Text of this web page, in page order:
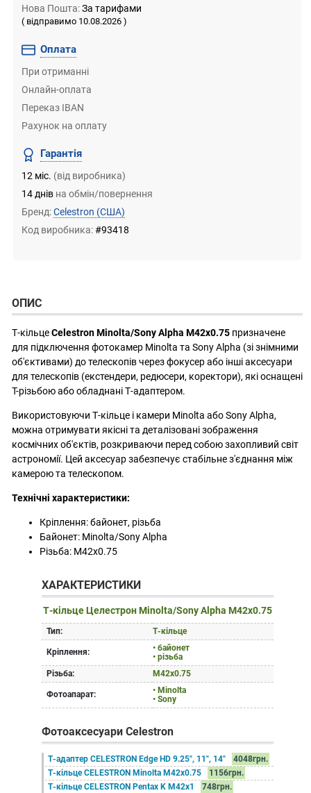
Нова Пошта:За тарифами
( відправимо 10.08.2026 )
Оплата
При отриманні
Онлайн-оплата
Переказ IBAN
Рахунок на оплату
Гарантія
12 міс. (від виробника)
14 днів на обмін/повернення
Бренд:Celestron (США)
Код виробника:#93418
ОПИС
Т-кільцеCelestron Minolta/Sony Alpha М42x0.75 призначене
для підключення фотокамер Minolta та Sony Alpha (зі знімними
об'єктивами) до телескопів через фокусер або інші аксесуари
для телескопів (екстендери, редюсери, коректори), які оснащені
T-різьбою або обладнані Т-адаптером.
Використовуючи Т-кільце і камери Minolta або Sony Alpha,
можна отримувати якісні та деталізовані зображення
космічних об'єктів, розкриваючи перед собою захопливий світ
астрономії. Цей аксесуар забезпечує стабільне з'єднання між
камерою та телескопом.
Технічні характеристики:
Кріплення: байонет, різьба
Байонет: Minolta/Sony Alpha
Різьба: М42x0.75
ХАРАКТЕРИСТИКИ
Т-кільце Целестрон Minolta/Sony Alpha М42x0.75
Тип: Т-кільце
Кріплення:
• байонет
• різьба
Різьба:
М42x0.75
Фотоапарат:
• Minolta
• Sony
Фотоаксесуари Celestron
Т-адаптер CELESTRON Edge HD 9.25", 11", 14"
4048грн.
Т-кільце CELESTRON Minolta M42x0.75
1156грн.
Т-кільце CELESTRON Pentax K М42x1
748грн.